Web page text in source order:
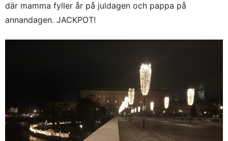
där mamma fyller år på juldagen och pappa på
annandagen. JACKPOT!